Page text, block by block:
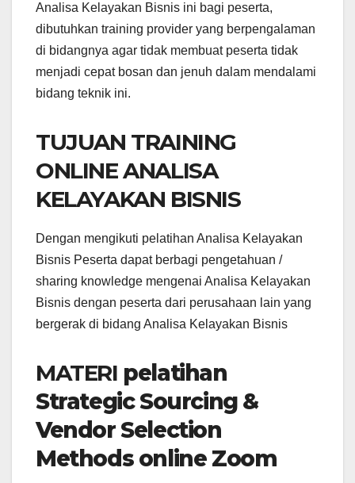
Analisa Kelayakan Bisnis ini bagi peserta,
dibutuhkan training provider yang berpengalaman
di bidangnya agar tidak membuat peserta tidak
menjadi cepat bosan dan jenuh dalam mendalami
bidang teknik ini.
TUJUAN TRAINING
ONLINE ANALISA
KELAYAKAN BISNIS
Dengan mengikuti pelatihan Analisa Kelayakan
Bisnis Peserta dapat berbagi pengetahuan /
sharing knowledge mengenai Analisa Kelayakan
Bisnis dengan peserta dari perusahaan lain yang
bergerak di bidang Analisa Kelayakan Bisnis
MATERI pelatihan
Strategic Sourcing &
Vendor Selection
Methods online Zoom